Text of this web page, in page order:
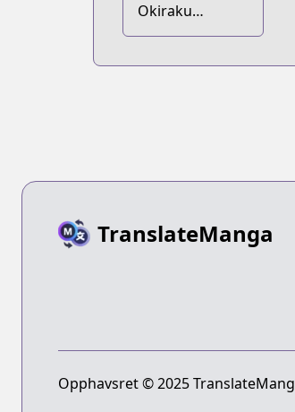
Okiraku
Ryoushu no
Jousai Toshi ni
TranslateManga
Opphavsret © 2025